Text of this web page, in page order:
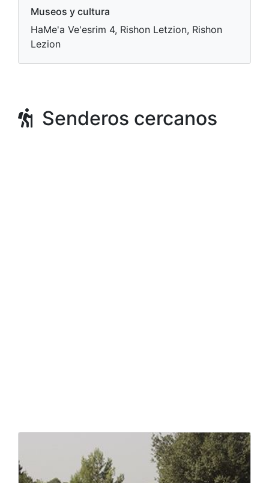
Museos y cultura
HaMe'a Ve'esrim 4, Rishon Letzion, Rishon
Lezion
Senderos cercanos